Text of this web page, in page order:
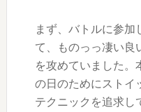
まず、バトルに参加
て、ものっっ凄い良
を攻めていました。
の日のためにストイ
テクニックを追求し